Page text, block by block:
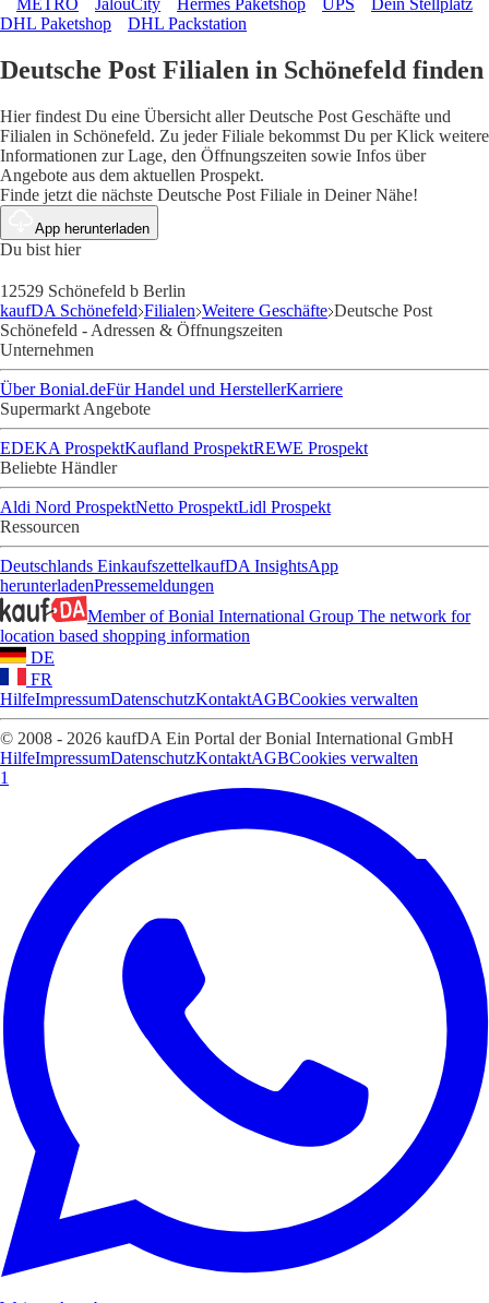
METRO JalouCity Hermes Paketshop UPS
Dein Stellplatz
DHL Paketshop
DHL Packstation
Deutsche Post Filialen in Schönefeld finden
Hier findest Du eine Übersicht aller Deutsche Post Geschäfte und
Filialen in Schönefeld. Zu jeder Filiale bekommst Du per Klick weitere
Informationen zur Lage, den Öffnungszeiten sowie Infos über
Angebote aus dem aktuellen Prospekt.
Finde jetzt die nächste Deutsche Post Filiale in Deiner Nähe!
App herunterladen
Du bist hier
12529 Schönefeld b Berlin
kaufDA Schönefeld Filialen Weitere Geschäfte Deutsche Post
Schönefeld - Adressen & Öffnungszeiten
Unternehmen
Über Bonial.deFür Handel und HerstellerKarriere
Supermarkt Angebote
EDEKA ProspektKaufland ProspektREWE Prospekt
Beliebte Händler
Aldi Nord ProspektNetto ProspektLidl Prospekt
Ressourcen
Deutschlands EinkaufszettelkaufDA InsightsApp
herunterladenPressemeldungen
Member of Bonial International Group The network for
location based shopping information
DE
FR
HilfeImpressumDatenschutzKontaktAGBCookies verwalten
© 2008 - 2026 kaufDA Ein Portal der Bonial International GmbH
HilfeImpressumDatenschutzKontaktAGBCookies verwalten
1